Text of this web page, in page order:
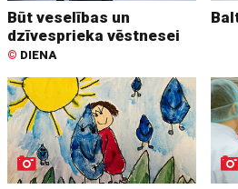
Būt veselības un
dzīvesprieka vēstnesei
© DIENA